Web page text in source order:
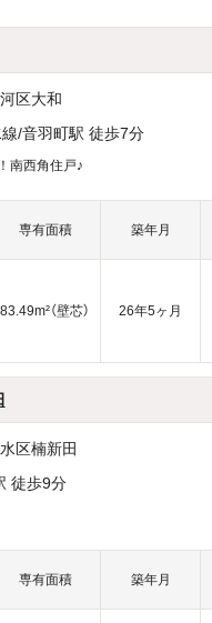
区大和
/音羽町駅 徒歩7分
南西角住戸♪
専有面積 築年月
83.49m²（壁芯） 26年5ヶ月
区楠新田
徒歩9分
専有面積 築年月